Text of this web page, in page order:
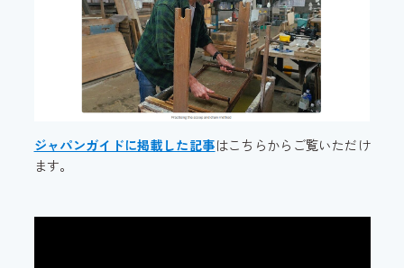
ジャパンガイドに掲載した記事はこちらからご覧いただけ
ます。